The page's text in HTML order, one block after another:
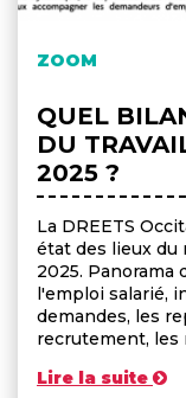
ZOOM
QUEL
DU
2025 ?
La DREETS
état des lieux du
2025. Panorama
l'emploi salarié,
demandes, les
recrutement, les
Lire la suite